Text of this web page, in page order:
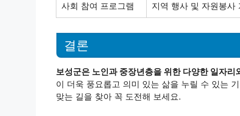
사회 참여 프로그램 지역 행사 및 자원봉사
결론
보성군은 노인과 중장년층을 위한 다양한 일자
이 더욱 풍요롭고 의미 있는 삶을 누릴 수 있는
맞는 길을 찾아 꼭 도전해 보세요.